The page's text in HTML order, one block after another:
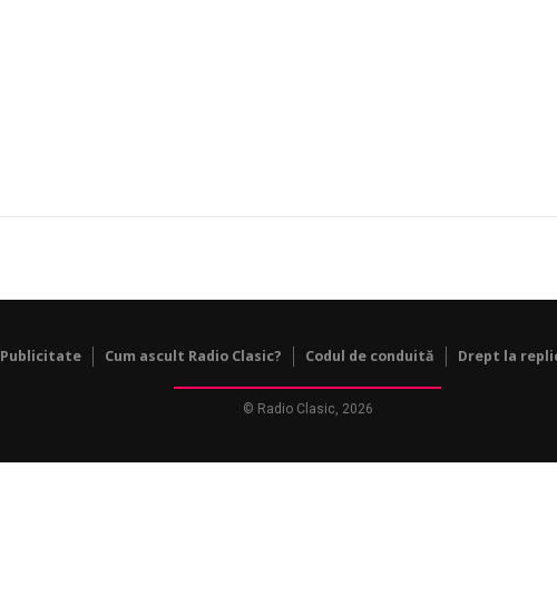
Publicitate Cum ascult Radio Clasic? Codul de conduită Drept la
© Radio Clasic, 2026